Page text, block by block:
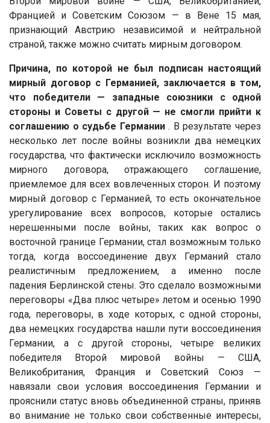
Францией и Советским Союзом — в Вене 15 мая,
признающий Австрию независимой и нейтральной
страной, также можно считать мирным договором.
Причина, по которой не был подписан настоящий
мирный договор с Германией, заключается в том,
что победители — западные союзники с одной
стороны и Советы с другой — не смогли прийти к
соглашению о судьбе Германии. В результате через
несколько лет после войны возникли два немецких
государства, что фактически исключило возможность
мирного договора, отражающего соглашение,
приемлемое для всех вовлеченных сторон. И поэтому
мирный договор с Германией, то есть окончательное
урегулирование всех вопросов, которые остались
нерешенными после войны, таких как вопрос о
восточной границе Германии, стал возможным только
тогда, когда воссоединение двух Германий стало
реалистичным предложением, а именно после
падения Берлинской стены. Это сделало возможными
переговоры «Два плюс четыре» летом и осенью 1990
года, переговоры, в ходе которых, с одной стороны,
два немецких государства нашли пути воссоединения
Германии, а с другой стороны, четыре великих
победителя Второй мировой войны — США,
Великобритания, Франция и Советский Союз —
навязали свои условия воссоединения Германии и
прояснили статус вновь объединенной страны, приняв
во внимание не только свои собственные интересы,